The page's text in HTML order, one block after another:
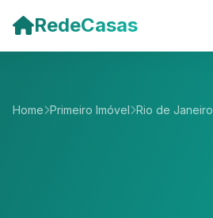
RedeCasas
Home Primeiro Imóvel Rio de Janeiro